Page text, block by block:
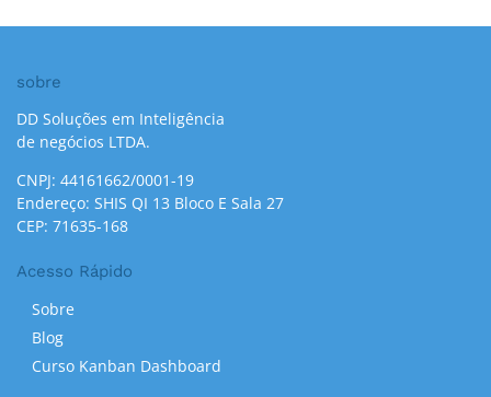
sobre
DD Soluções em Inteligência
de negócios LTDA.
CNPJ: 44161662/0001-19
Endereço: SHIS QI 13 Bloco E Sala 27
CEP: 71635-168
Acesso Rápido
Sobre
Blog
Curso Kanban Dashboard